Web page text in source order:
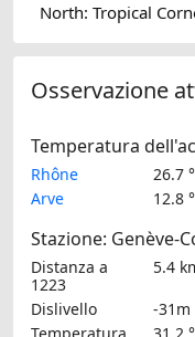
Osservazione
Temperatura
Rhône
26.7
Arve
12.8
Stazione: Genève-
Distanza a
1223
5.4
Dislivello
-31m